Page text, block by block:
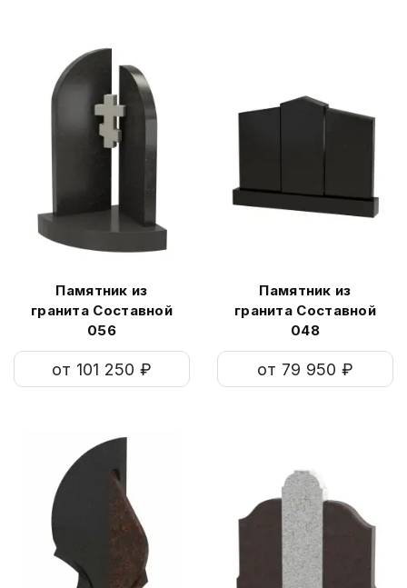
Памятник из
гранита Составной
056
от 101 250 ₽
Памятник из
гранита Составной
048
от 79 950 ₽